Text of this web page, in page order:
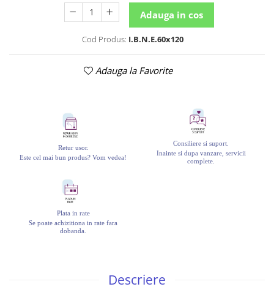
Adauga in cos
Cod Produs: I.B.N.E.60x120
Adauga la Favorite
Retur usor.
Este cel mai bun produs? Vom vedea!
Consiliere si suport.
Inainte si dupa vanzare, servicii
complete.
Plata in rate
Se poate achizitiona in rate fara
dobanda.
Descriere